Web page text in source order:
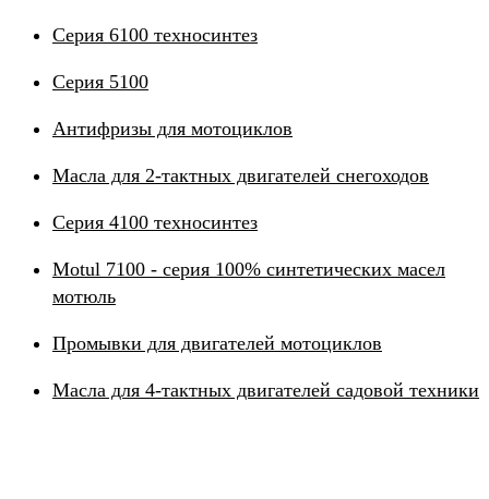
Серия 6100 техносинтез
Серия 5100
Антифризы для мотоциклов
Масла для 2-тактных двигателей снегоходов
Серия 4100 техносинтез
Motul 7100 - серия 100% синтетических масел
мотюль
Промывки для двигателей мотоциклов
Масла для 4-тактных двигателей садовой техники